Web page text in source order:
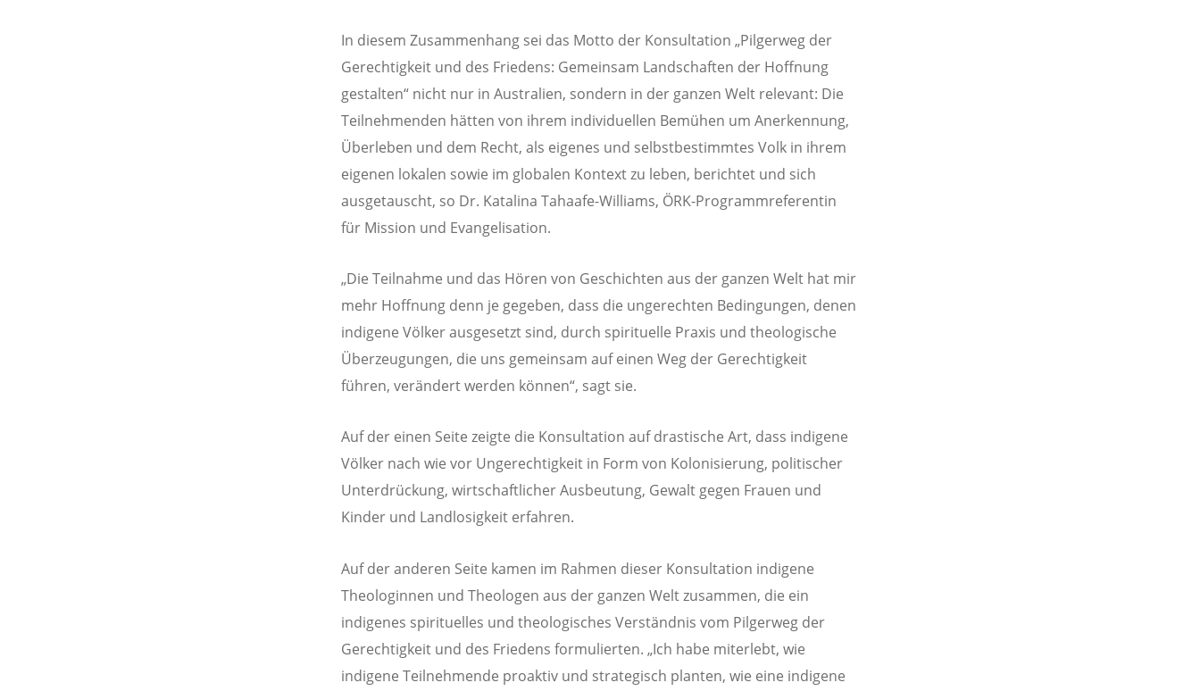
In diesem Zusammenhang sei das Motto der Konsultation „Pilgerweg der
Gerechtigkeit und des Friedens: Gemeinsam Landschaften der Hoffnung
gestalten“ nicht nur in Australien, sondern in der ganzen Welt relevant: Die
Teilnehmenden hätten von ihrem individuellen Bemühen um Anerkennung,
Überleben und dem Recht, als eigenes und selbstbestimmtes Volk in ihrem
eigenen lokalen sowie im globalen Kontext zu leben, berichtet und sich
ausgetauscht, so Dr. Katalina Tahaafe-Williams, ÖRK-Programmreferentin
für Mission und Evangelisation.
„Die Teilnahme und das Hören von Geschichten aus der ganzen Welt hat mir
mehr Hoffnung denn je gegeben, dass die ungerechten Bedingungen, denen
indigene Völker ausgesetzt sind, durch spirituelle Praxis und theologische
Überzeugungen, die uns gemeinsam auf einen Weg der Gerechtigkeit
führen, verändert werden können“, sagt sie.
Auf der einen Seite zeigte die Konsultation auf drastische Art, dass indigene
Völker nach wie vor Ungerechtigkeit in Form von Kolonisierung, politischer
Unterdrückung, wirtschaftlicher Ausbeutung, Gewalt gegen Frauen und
Kinder und Landlosigkeit erfahren.
Auf der anderen Seite kamen im Rahmen dieser Konsultation indigene
Theologinnen und Theologen aus der ganzen Welt zusammen, die ein
indigenes spirituelles und theologisches Verständnis vom Pilgerweg der
Gerechtigkeit und des Friedens formulierten. „Ich habe miterlebt, wie
indigene Teilnehmende proaktiv und strategisch planten, wie eine indigene